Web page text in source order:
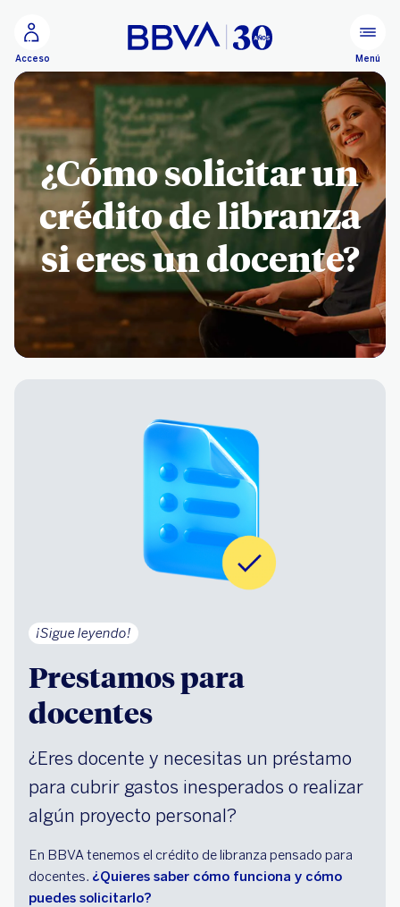
Acceso Menú
¿Cómo solicitar un
crédito de libranza
si eres un docente?
¡Sigue leyendo!
Prestamos para
docentes
¿Eres docente y necesitas un préstamo
para cubrir gastos inesperados o realizar
algún proyecto personal?
En BBVA tenemos el crédito de libranza pensado para
docentes. ¿Quieres saber cómo funciona y cómo
puedes solicitarlo?